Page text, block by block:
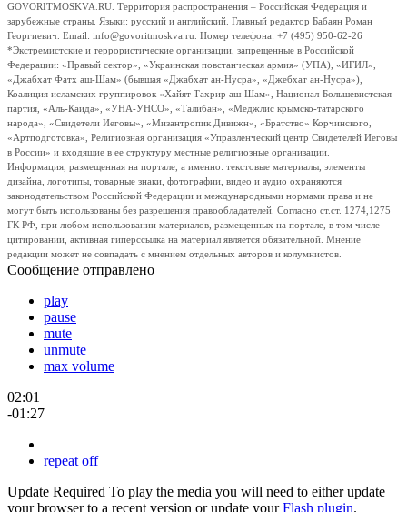
GOVORITMOSKVA.RU. Территория распространения – Российская Федерация и
зарубежные страны. Языки: русский и английский. Главный редактор Бабаян Роман
Георгиевич. Email: info@govoritmoskva.ru. Номер телефона: +7 (495) 950-62-26
*Экстремистские и террористические организации, запрещенные в Российской
Федерации: «Правый сектор», «Украинская повстанческая армия» (УПА), «ИГИЛ»,
«Джабхат Фатх аш-Шам» (бывшая «Джабхат ан-Нусра», «Джебхат ан-Нусра»),
Коалиция исламских группировок «Хайят Тахрир аш-Шам», Национал-Большевистская
партия, «Аль-Каида», «УНА-УНСО», «Талибан», «Меджлис крымско-татарского
народа», «Свидетели Иеговы», «Мизантропик Дивижн», «Братство» Корчинского,
«Артподготовка», Религиозная организация «Управленческий центр Свидетелей Иеговы
в России» и входящие в ее структуру местные религиозные организации.
Информация, размещенная на портале, а именно: текстовые материалы, элементы
дизайна, логотипы, товарные знаки, фотографии, видео и аудио охраняются
законодательством Российской Федерации и международными нормами права и не
могут быть использованы без разрешения правообладателей. Согласно ст.ст. 1274,1275
ГК РФ, при любом использовании материалов, размещенных на портале, в том числе
цитировании, активная гиперссылка на материал является обязательной. Мнение
редакции может не совпадать с мнением отдельных авторов и колумнистов.
Сообщение отправлено
play
pause
mute
unmute
max volume
02:01
-01:27
repeat off
Update Required To play the media you will need to either update
your browser to a recent version or update yourFlash plugin.